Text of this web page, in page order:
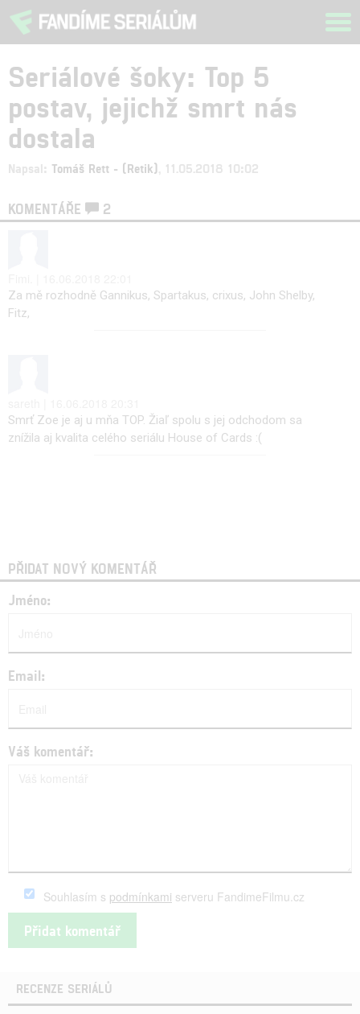
Seriálové šoky: Top 5
postav, jejichž smrt nás
dostala
Napsal: Tomáš Rett - (Retik) , 11.05.2018 10:02
KOMENTÁŘE 2
Za mě rozhodně Gannikus, Spartakus, crixus, John Shelby,
Fitz,
Smrť Zoe je aj u mňa TOP. Žiaľ spolu s jej odchodom sa
znížila aj kvalita celého seriálu House of Cards :(
PŘIDAT NOVÝ KOMENTÁŘ
Jméno:
Email:
Váš komentář:
Souhlasím s podmínkami serveru FandimeFilmu.cz
RECENZE SERIÁLŮ